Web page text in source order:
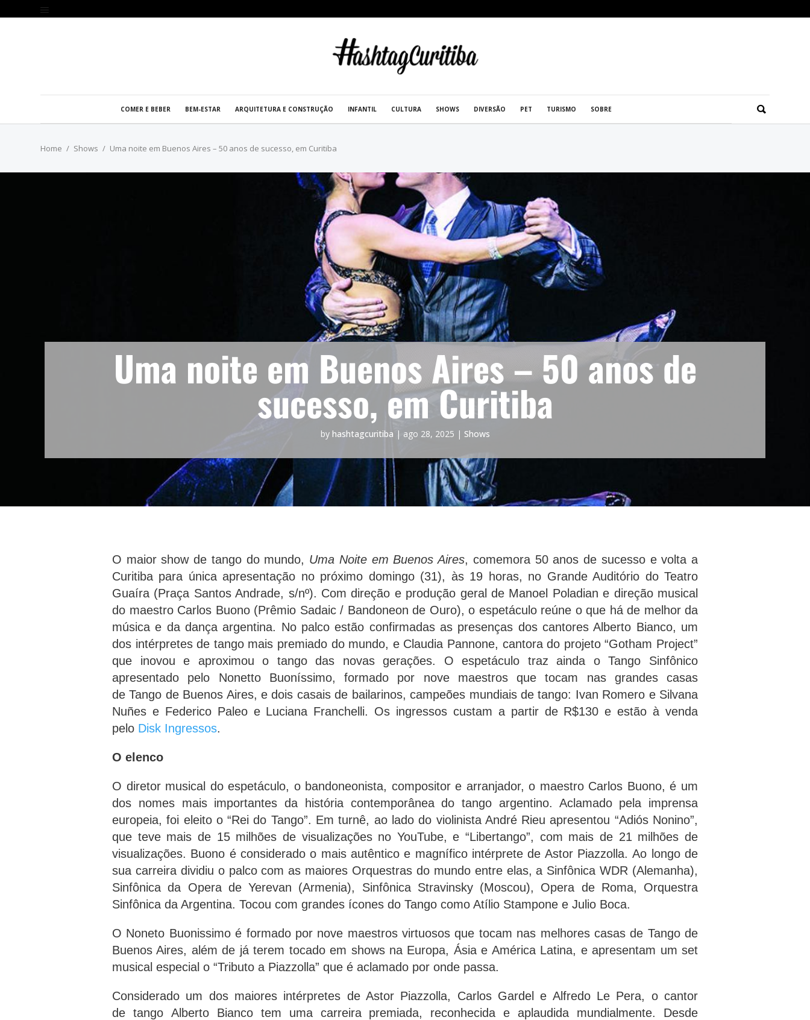
COMER E BEBER BEM-ESTAR ARQUITETURA E CONSTRUÇÃO INFANTIL CULTURA SHOWS DIVERSÃO PET TURISMO SOBRE
Home Shows Uma noite em Buenos Aires – 50 anos de sucesso, em Curitiba
Uma noite em Buenos Aires – 50 anos de
sucesso, em Curitiba
by hashtagcuritiba | ago 28, 2025 | Shows
O maior show de tango do mundo, Uma Noite em Buenos Aires, comemora 50 anos de sucesso e volta a
Curitiba para única apresentação no próximo domingo (31), às 19 horas, no Grande Auditório do Teatro
Guaíra (Praça Santos Andrade, s/nº). Com direção e produção geral de Manoel Poladian e direção musical
do maestro Carlos Buono (Prêmio Sadaic / Bandoneon de Ouro), o espetáculo reúne o que há de melhor da
música e da dança argentina. No palco estão confirmadas as presenças dos cantores Alberto Bianco, um
dos intérpretes de tango mais premiado do mundo, e Claudia Pannone, cantora do projeto “Gotham Project”
que inovou e aproximou o tango das novas gerações. O espetáculo traz ainda o Tango Sinfônico
apresentado pelo Nonetto Buoníssimo, formado por nove maestros que tocam nas grandes casas
de Tango de Buenos Aires, e dois casais de bailarinos, campeões mundiais de tango: Ivan Romero e Silvana
Nuñes e Federico Paleo e Luciana Franchelli. Os ingressos custam a partir de R$130 e estão à venda
pelo Disk Ingressos.
O elenco
O diretor musical do espetáculo, o bandoneonista, compositor e arranjador, o maestro Carlos Buono, é um
dos nomes mais importantes da história contemporânea do tango argentino. Aclamado pela imprensa
europeia, foi eleito o “Rei do Tango”. Em turnê, ao lado do violinista André Rieu apresentou “Adiós Nonino”,
que teve mais de 15 milhões de visualizações no YouTube, e “Libertango”, com mais de 21 milhões de
visualizações. Buono é considerado o mais autêntico e magnífico intérprete de Astor Piazzolla. Ao longo de
sua carreira dividiu o palco com as maiores Orquestras do mundo entre elas, a Sinfônica WDR (Alemanha),
Sinfônica da Opera de Yerevan (Armenia), Sinfônica Stravinsky (Moscou), Opera de Roma, Orquestra
Sinfônica da Argentina. Tocou com grandes ícones do Tango como Atílio Stampone e Julio Boca.
O Noneto Buonissimo é formado por nove maestros virtuosos que tocam nas melhores casas de Tango de
Buenos Aires, além de já terem tocado em shows na Europa, Ásia e América Latina, e apresentam um set
musical especial o “Tributo a Piazzolla” que é aclamado por onde passa.
Considerado um dos maiores intérpretes de Astor Piazzolla, Carlos Gardel e Alfredo Le Pera, o cantor
de tango Alberto Bianco tem uma carreira premiada, reconhecida e aplaudida mundialmente. Desde